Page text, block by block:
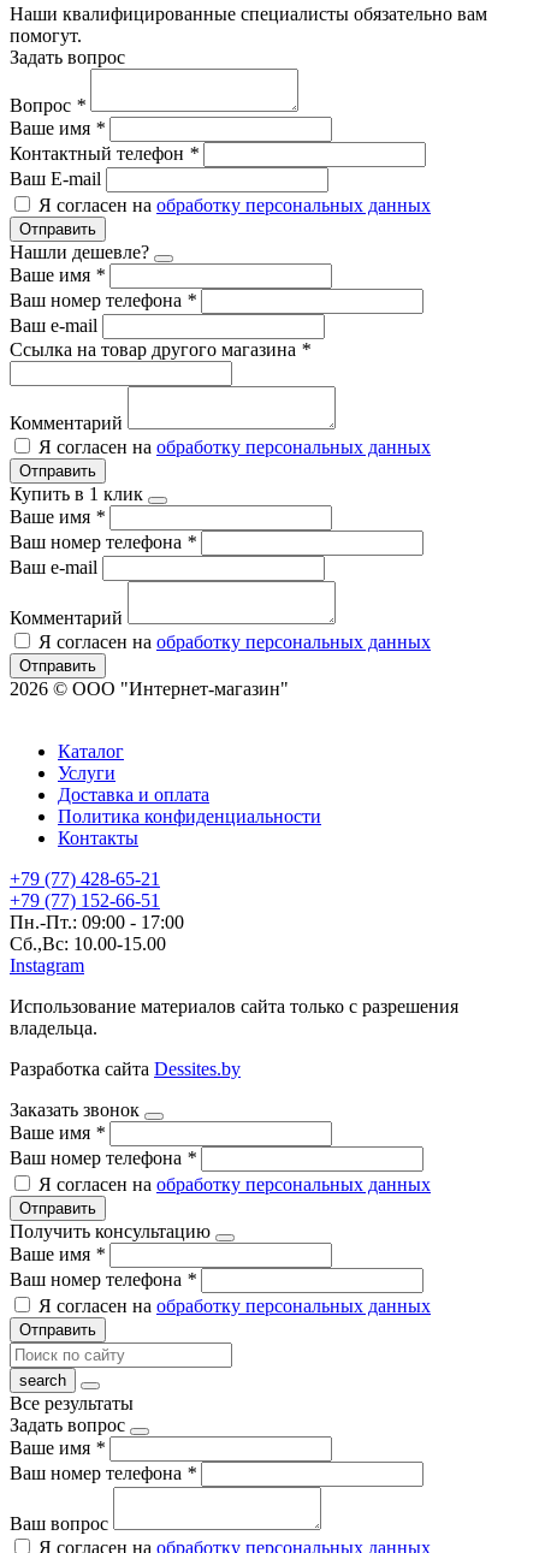
Наши квалифицированные специалисты обязательно вам
помогут.
Задать вопрос
Вопрос *
Ваше имя *
Контактный телефон *
Ваш E-mail
Я согласен на обработку персональных данных
Отправить
Нашли дешевле?
Ваше имя *
Ваш номер телефона *
Ваш e-mail
Ссылка на товар другого магазина *
Комментарий
Я согласен на обработку персональных данных
Отправить
Купить в 1 клик
Ваше имя *
Ваш номер телефона *
Ваш e-mail
Комментарий
Я согласен на обработку персональных данных
Отправить
2026 © ООО "Интернет-магазин"
Каталог
Услуги
Доставка и оплата
Политика конфиденциальности
Контакты
+79 (77) 428-65-21
+79 (77) 152-66-51
Пн.-Пт.: 09:00 - 17:00
Сб.,Вс: 10.00-15.00
Instagram
Использование материалов сайта только с разрешения
владельца.
Разработка сайта Dessites.by
Заказать звонок
Ваше имя *
Ваш номер телефона *
Я согласен на обработку персональных данных
Отправить
Получить консультацию
Ваше имя *
Ваш номер телефона *
Я согласен на обработку персональных данных
Отправить
Все результаты
Задать вопрос
Ваше имя *
Ваш номер телефона *
Ваш вопрос
Я согласен на обработку персональных данных